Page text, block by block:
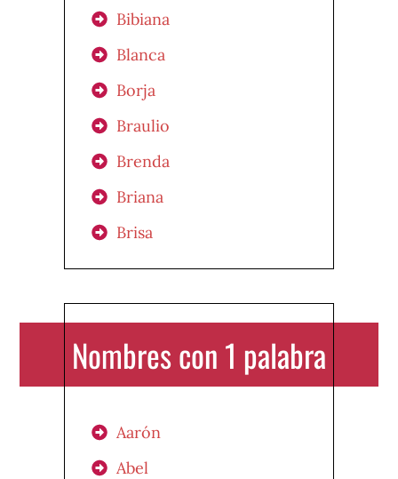
Bibiana
Blanca
Borja
Braulio
Brenda
Briana
Brisa
Nombres con 1 palabra
Aarón
Abel